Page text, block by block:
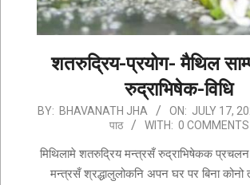
शतरुद्रिय-प्रयोग- मैथिल
रुद्राभिषेक-विधि
2022-
17
BY: BHAVANATH JHA ON: JULY 17,
पाठ
WITH: 0 COMMENTS
मिथिलामे शतरुद्रिय मन्त्रसँ रुद्राभिषेकक
मन्त्रसँ श्रद्धालुलोकनि अपन घर पर बिना